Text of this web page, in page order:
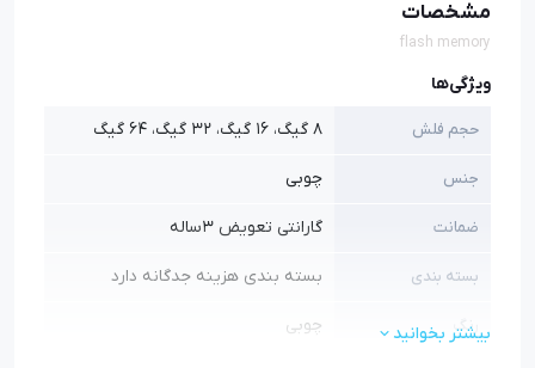
از انواع هدایای تبلیغاتی دیجیتال می توان به:
پاور بانک تبلیغاتی
هدست تبلیغاتی، شارژر فندکی و... نام برد.
مشخصات
flash memory
ویژگی‌ها
حجم فلش 8 گیگ، 16 گیگ، 32 گیگ، 64 گیگ
جنس چوبی
ضمانت گارانتی تعویض 3ساله
بسته بندی بسته بندی هزینه جدگانه دارد
رنگ چوبی بیشتر بخوانید